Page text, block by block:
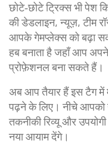
छोटे‑छोटे ट्रिक्स भी पेश
की डेडलाइन, न्यूज़, टीम
आपके गेमप्लेक्स को बढ़ा
हब बनाता है जहाँ आप
प्रोफ़ेशनल बना सकते हैं।
अब आप तैयार हैं इस टैग
पढ़ने के लिए। नीचे आपको
तकनीकी रिव्यू और
नया आयाम देंगे।